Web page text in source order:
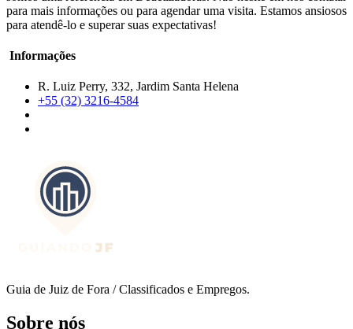
para mais informações ou para agendar uma visita. Estamos ansiosos
para atendê-lo e superar suas expectativas!
Informações
R. Luiz Perry, 332, Jardim Santa Helena
+55 (32) 3216-4584
Guia de Juiz de Fora / Classificados e Empregos.
Sobre nós